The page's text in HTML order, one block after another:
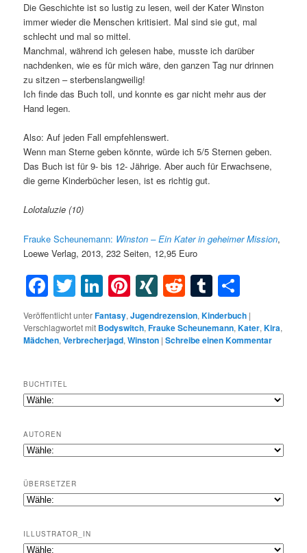
Die Geschichte ist so lustig zu lesen, weil der Kater Winston
immer wieder die Menschen kritisiert. Mal sind sie gut, mal
schlecht und mal so mittel.
Manchmal, während ich gelesen habe, musste ich darüber
nachdenken, wie es für mich wäre, den ganzen Tag nur drinnen
zu sitzen – sterbenslangweilig!
Ich finde das Buch toll, und konnte es gar nicht mehr aus der
Hand legen.
Also: Auf jeden Fall empfehlenswert.
Wenn man Sterne geben könnte, würde ich 5/5 Sternen geben.
Das Buch ist für 9- bis 12- Jährige. Aber auch für Erwachsene,
die gerne Kinderbücher lesen, ist es richtig gut.
Lolotaluzie (10)
Frauke Scheunemann: Winston – Ein Kater in geheimer Mission,
Loewe Verlag, 2013, 232 Seiten, 12,95 Euro
Facebook
Twitter
LinkedIn
Pinterest
XINGRedditTumblr
Veröffentlicht unterFantasy,Jugendrezension,Kinderbuch |
Verschlagwortet mit Bodyswitch,Frauke Scheunemann,Kater,Kira,
Mädchen,Verbrecherjagd,Winston |Schreibe einen Kommentar
BUCHTITEL
AUTOREN
ÜBERSETZER
ILLUSTRATOR_IN